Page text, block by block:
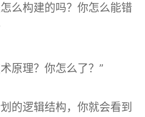
么构建的吗？你怎么能错
原理？你怎么了？”
的逻辑结构，你就会看到